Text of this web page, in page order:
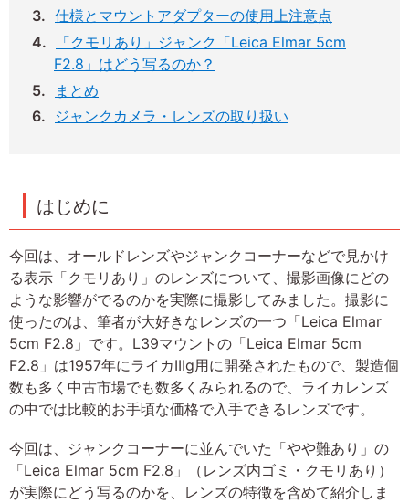
仕様とマウントアダプターの使用上注意点
「クモリあり」ジャンク「Leica Elmar 5cm
F2.8」はどう写るのか？
まとめ
ジャンクカメラ・レンズの取り扱い
はじめに
今回は、オールドレンズやジャンクコーナーなどで見かけ
る表示「クモリあり」のレンズについて、撮影画像にどの
ような影響がでるのかを実際に撮影してみました。撮影に
使ったのは、筆者が大好きなレンズの一つ「Leica Elmar
5cm F2.8」です。L39マウントの「Leica Elmar 5cm
F2.8」は1957年にライカIIIg用に開発されたもので、製造個
数も多く中古市場でも数多くみられるので、ライカレンズ
の中では比較的お手頃な価格で入手できるレンズです。
今回は、ジャンクコーナーに並んでいた「やや難あり」の
「Leica Elmar 5cm F2.8」（レンズ内ゴミ・クモリあり）
が実際にどう写るのかを、レンズの特徴を含めて紹介しま